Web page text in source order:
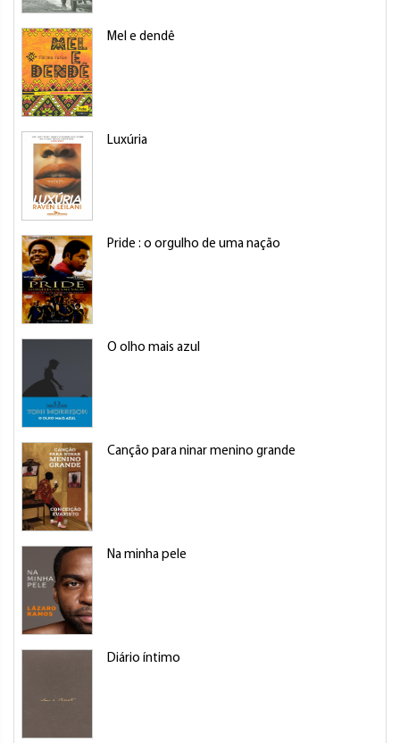
Mel e dendê
Luxúria
Pride : o orgulho de uma nação
O olho mais azul
Canção para ninar menino grande
Na minha pele
Diário íntimo